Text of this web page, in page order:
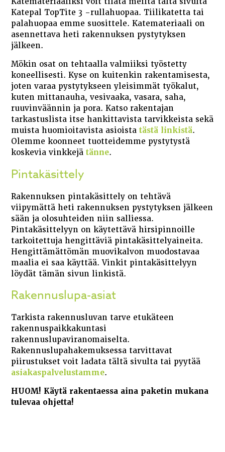
Katepal TopTite 3 -rullahuopaa. Tiilikatetta tai
palahuopaa emme suosittele. Katemateriaali on
asennettava heti rakennuksen pystytyksen
jälkeen.
Mökin osat on tehtaalla valmiiksi työstetty
koneellisesti. Kyse on kuitenkin rakentamisesta,
joten varaa pystytykseen yleisimmät työkalut,
kuten mittanauha, vesivaaka, vasara, saha,
ruuvinväännin ja pora. Katso rakentajan
tarkastuslista itse hankittavista tarvikkeista sekä
muista huomioitavista asioistatästä linkistä.
Olemme koonneet tuotteidemme pystytystä
koskevia vinkkejätänne.
Pintakäsittely
Rakennuksen pintakäsittely on tehtävä
viipymättä heti rakennuksen pystytyksen jälkeen
sään ja olosuhteiden niin salliessa.
Pintakäsittelyyn on käytettävä hirsipinnoille
tarkoitettuja hengittäviä pintakäsittelyaineita.
Hengittämättömän muovikalvon muodostavaa
maalia ei saa käyttää. Vinkit pintakäsittelyyn
löydät tämän sivun linkistä.
Rakennuslupa-asiat
Tarkista rakennusluvan tarve etukäteen
rakennuspaikkakuntasi
rakennuslupaviranomaiselta.
Rakennuslupahakemuksessa tarvittavat
piirustukset voit ladata tältä sivulta tai pyytää
asiakaspalvelustamme.
HUOM! Käytä rakentaessa aina paketin mukana
tulevaa ohjetta!